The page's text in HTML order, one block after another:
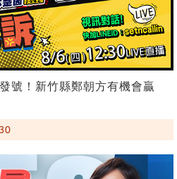
號！新竹縣鄭朝方有機會贏